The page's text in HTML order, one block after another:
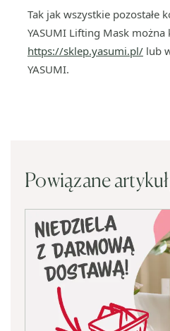
Tak jak wszystkie pozostałe
YASUMI Lifting Mask
https://sklep.yasumi.pl/ lub
YASUMI.
Powiązane